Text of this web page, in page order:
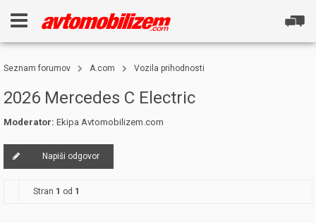
Seznam forumov A.com Vozila prihodnosti
2026 Mercedes C Electric
Moderator: Ekipa Avtomobilizem.com
Napiši odgovor
Stran 1 od 1